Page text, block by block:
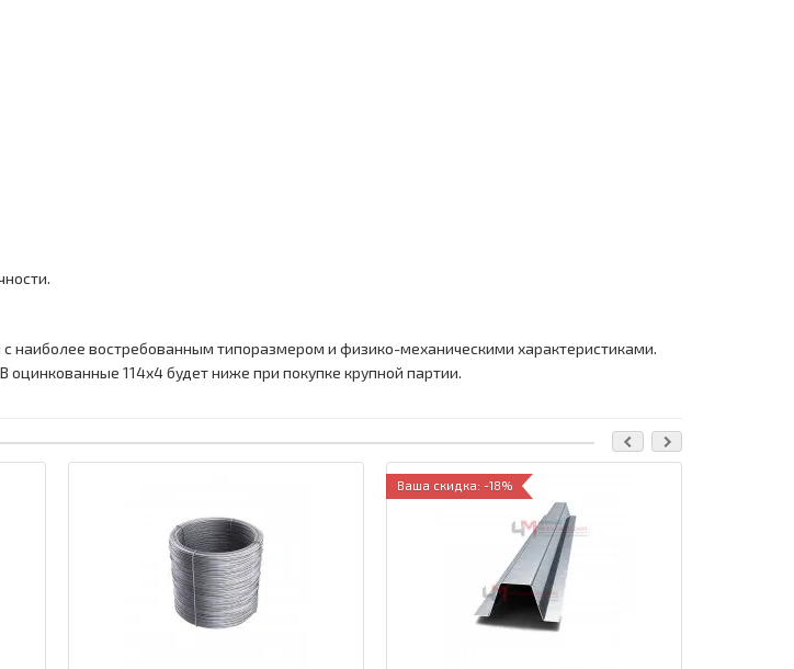
наиболее востребованным типоразмером и физико-механическими характеристиками.
оцинкованные 114x4 будет ниже при покупке крупной партии.
Ваша скидка: -18%